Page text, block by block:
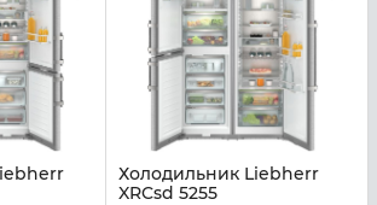
Холодильник Liebherr
XRCsd 5255